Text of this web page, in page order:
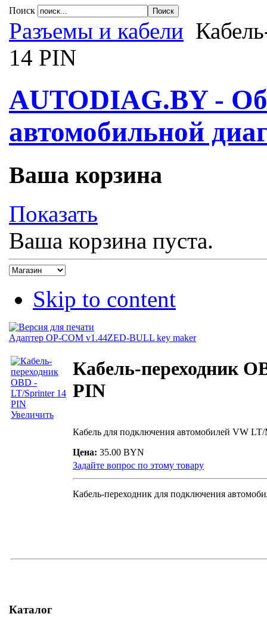
Поиск
Разъемы и кабели
14 PIN
AUTODIAG.BY -
автомобильной
Ваша корзина
Показать
Ваша корзина пуста.
Skip to content
Адаптер OP-COM v1.44ZED-BULL key maker
Увеличить
Кабель-переходник
PIN
Кабель для подключения автомобилей VW
Цена: 35.00 BYN
Задайте вопрос по этому товару
Кабель-переходник для подключения
Каталог